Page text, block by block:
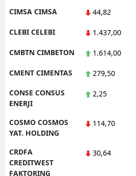
CIMSA CIMSA 44,82
CLEBI CELEBI 1.437,00
CMBTN CIMBETON 1.614,00
CMENT CIMENTAS 279,50
CONSE CONSUS
ENERJI
2,25
COSMO COSMOS
YAT. HOLDING
114,70
CRDFA
CREDITWEST
FAKTORING
30,64